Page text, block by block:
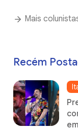
Mais
Recém